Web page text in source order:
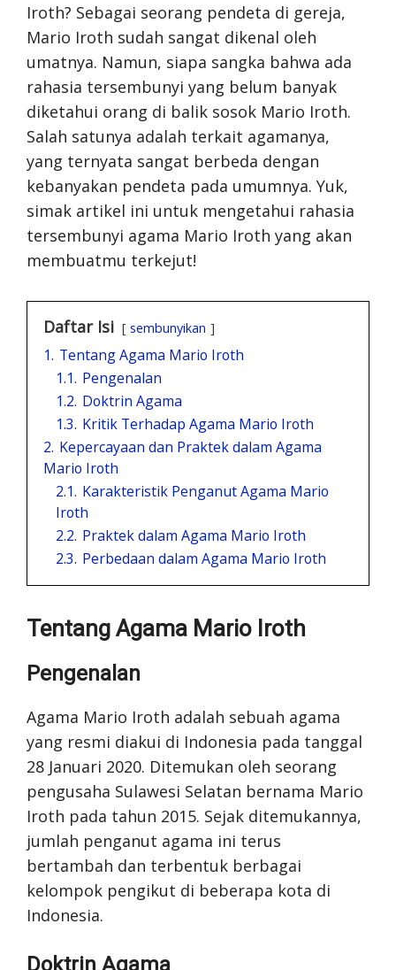
Iroth? Sebagai seorang pendeta di gereja,
Mario Iroth sudah sangat dikenal oleh
umatnya. Namun, siapa sangka bahwa ada
rahasia tersembunyi yang belum banyak
diketahui orang di balik sosok Mario Iroth.
Salah satunya adalah terkait agamanya,
yang ternyata sangat berbeda dengan
kebanyakan pendeta pada umumnya. Yuk,
simak artikel ini untuk mengetahui rahasia
tersembunyi agama Mario Iroth yang akan
membuatmu terkejut!
Daftar Isi sembunyikan
1. Tentang Agama Mario Iroth
1.1. Pengenalan
1.2. Doktrin Agama
1.3. Kritik Terhadap Agama Mario Iroth
2. Kepercayaan dan Praktek dalam Agama
Mario Iroth
2.1. Karakteristik Penganut Agama Mario
Iroth
2.2. Praktek dalam Agama Mario Iroth
2.3. Perbedaan dalam Agama Mario Iroth
Tentang Agama Mario Iroth
Pengenalan
Agama Mario Iroth adalah sebuah agama
yang resmi diakui di Indonesia pada tanggal
28 Januari 2020. Ditemukan oleh seorang
pengusaha Sulawesi Selatan bernama Mario
Iroth pada tahun 2015. Sejak ditemukannya,
jumlah penganut agama ini terus
bertambah dan terbentuk berbagai
kelompok pengikut di beberapa kota di
Indonesia.
Doktrin Agama